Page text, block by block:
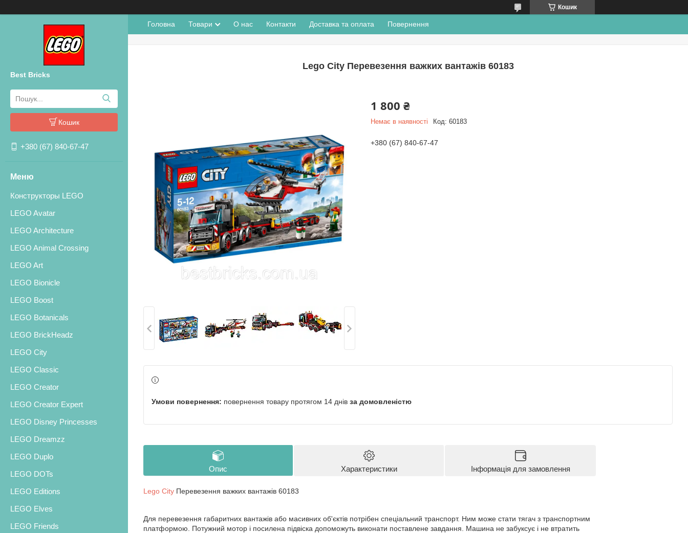
Кошик
Best Bricks
Кошик
+380 (67) 840-67-47
Конструкторы LEGO
LEGO Avatar
LEGO Architecture
LEGO Animal Crossing
LEGO Art
LEGO Bionicle
LEGO Boost
LEGO Botanicals
LEGO BrickHeadz
LEGO City
LEGO Classic
LEGO Creator
LEGO Creator Expert
LEGO Disney Princesses
LEGO Dreamzz
LEGO Duplo
LEGO DOTs
LEGO Editions
LEGO Elves
LEGO Friends
Головна Товари О нас Контакти Доставка та оплата Повернення
Lego City Перевезення важких вантажів 60183
1 800 ₴
Немає в наявності Код: 60183
+380 (67) 840-67-47
повернення товару протягом 14 днів за домовленістю
Опис Характеристики Інформація для замовлення
Lego City Перевезення важких вантажів 60183
Для перевезення габаритних вантажів або масивних об'єктів потрібен спеціальний транспорт. Ним може стати тягач з транспортним
платформою. Потужний мотор і посилена підвіска допоможуть виконати поставлене завдання. Машина не забуксує і не втратить